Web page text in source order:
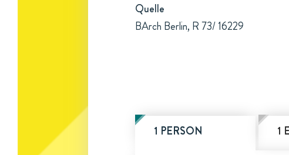
Quelle
BArch Berlin, R 73/ 16229
1 PERSON 1